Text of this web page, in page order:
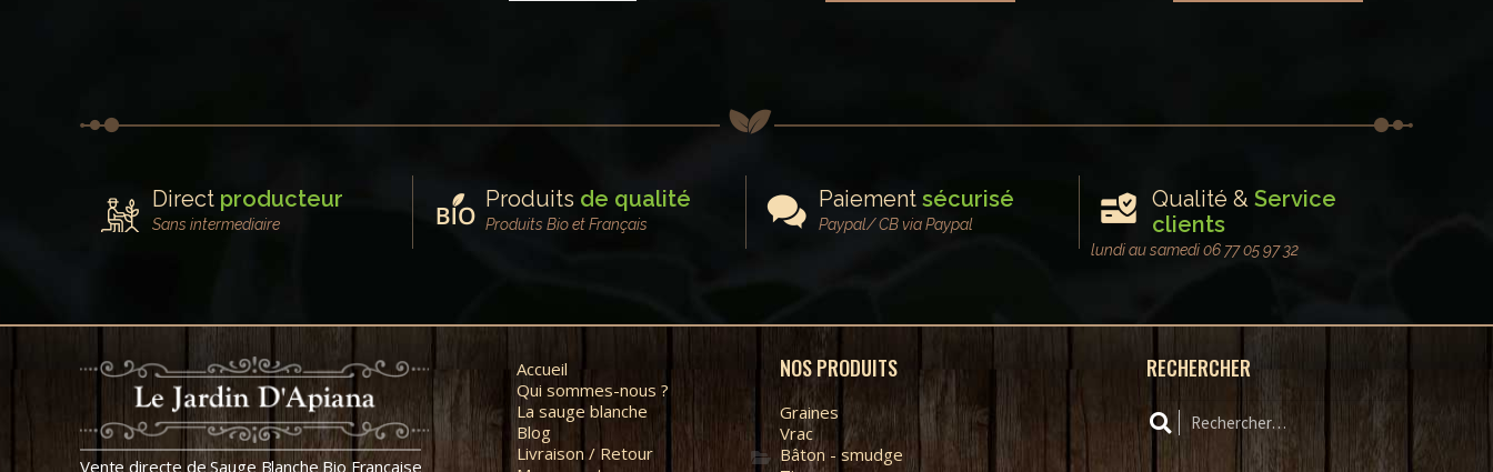
Direct producteur
Sans intermediaire
Produits de qualité
Produits Bio et Français
Paiement sécurisé
Paypal/ CB via Paypal
Qualité & Service
clients
lundi au samedi 06 77 05 97 32
Vente directe de Sauge Blanche Bio Française
Accueil
Qui sommes-nous ?
La sauge blanche
Blog
Livraison / Retour
NOS PRODUITS
Graines
Vrac
Bâton - smudge
RECHERCHER
Rechercher :